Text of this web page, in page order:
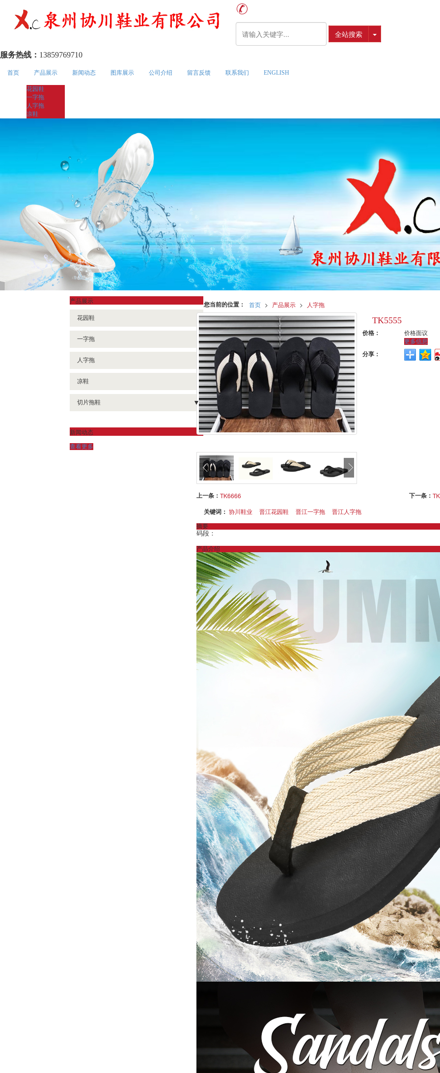
全站搜索
服务热线： 13859769710
首页 产品展示
花园鞋
一字拖
人字拖
凉鞋
新闻动态 图库展示 公司介绍 留言反馈 联系我们 ENGLISH
您当前的位置： 首页 > 产品展示 > 人字拖
TK5555
价格：
价格面议
更多信息
分享：
上一条： TK6666 下一条：
关键词： 协川鞋业 晋江花园鞋 晋江一字拖 晋江人字拖
摘要
码段：
产品介绍
产品展示
花园鞋
一字拖
人字拖
凉鞋
切片拖鞋
- 人字拖
新闻动态
查看更多